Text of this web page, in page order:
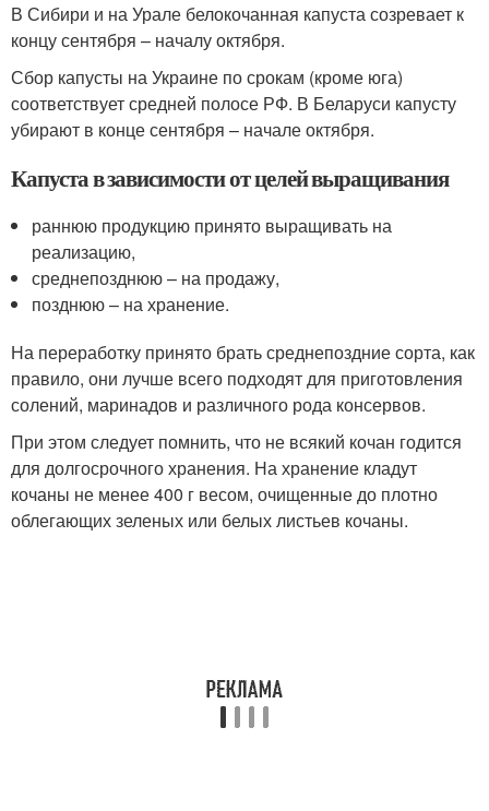
В Сибири и на Урале белокочанная капуста созревает к
концу сентября – началу октября.
Сбор капусты на Украине по срокам (кроме юга)
соответствует средней полосе РФ. В Беларуси капусту
убирают в конце сентября – начале октября.
Капуста в зависимости от целей выращивания
раннюю продукцию принято выращивать на
реализацию,
среднепозднюю – на продажу,
позднюю – на хранение.
На переработку принято брать среднепоздние сорта, как
правило, они лучше всего подходят для приготовления
солений, маринадов и различного рода консервов.
При этом следует помнить, что не всякий кочан годится
для долгосрочного хранения. На хранение кладут
кочаны не менее 400 г весом, очищенные до плотно
облегающих зеленых или белых листьев кочаны.